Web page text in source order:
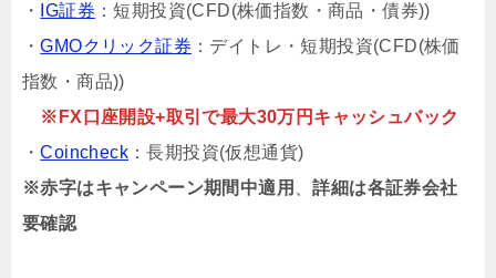
・ IG証券 ：短期投資(CFD(株価指数・商品・債券))
・GMOクリック証券 ：デイトレ・短期投資(CFD(株価
指数・商品))
※FX口座開設+取引で最大30万円キャッシュバック
・Coincheck ：長期投資(仮想通貨)
※赤字はキャンペーン期間中適用
、詳細は各証券会社
要確認